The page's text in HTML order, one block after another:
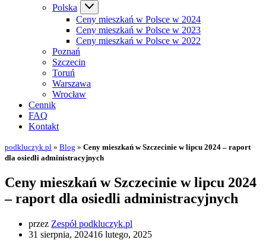
Polska
Ceny mieszkań w Polsce w 2024
Ceny mieszkań w Polsce w 2023
Ceny mieszkań w Polsce w 2022
Poznań
Szczecin
Toruń
Warszawa
Wrocław
Cennik
FAQ
Kontakt
podkluczyk.pl » Blog » Ceny mieszkań w Szczecinie w lipcu 2024 – raport
dla osiedli administracyjnych
Ceny mieszkań w Szczecinie w lipcu 2024
– raport dla osiedli administracyjnych
przez Zespół podkluczyk.pl
31 sierpnia, 202416 lutego, 2025